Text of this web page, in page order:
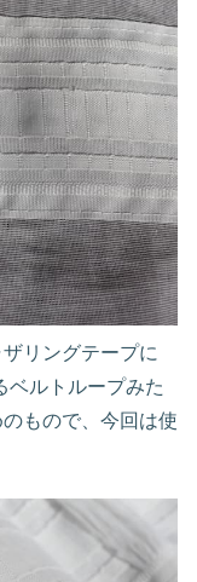
リングテープに
ベルトループみた
もので、今回は使